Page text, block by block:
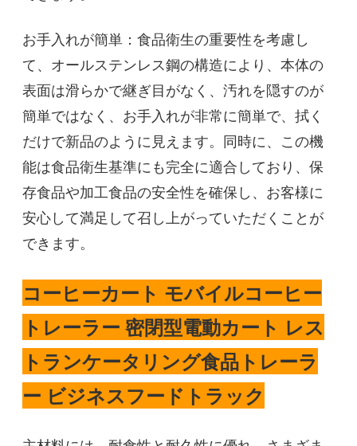
お手入れが簡単：食品衛生の重要性を考慮し
て、オールステンレス鋼の構造により、本体の
表面は滑らかで継ぎ目がなく、汚れを隠すのが
簡単ではなく、お手入れが非常に簡単で、拭く
だけで新品のように見えます。同時に、この機
能は食品衛生基準にも完全に適合しており、保
存食品や加工食品の安全性を確保し、お客様に
安心して満足して召し上がっていただくことが
できます。
コーヒーカート モバイルコーヒー
トレーラー 密閉型電動カート レス
トランケータリング食品トレーラ
ー ビジネスフードトラック